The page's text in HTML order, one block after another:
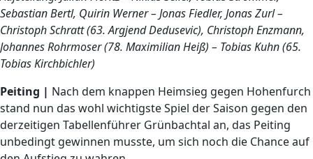
Sebastian Bertl, Quirin Werner– Jonas Fiedler, Jonas Zurl –
Christoph Schratt (63. Argjend Dedusevic), ChristophEnzmann,
Johannes Rohrmoser (78. Maximilian Heiß) – Tobias Kuhn (65.
TobiasKirchbichler)
Peiting | Nach dem knappen Heimsieg gegen Hohenfurch
stand nun das wohl wichtigste Spiel der Saison gegen den
derzeitigen Tabellenführer Grünbachtal an, das Peiting
unbedingt gewinnen musste, um sich noch die Chance auf